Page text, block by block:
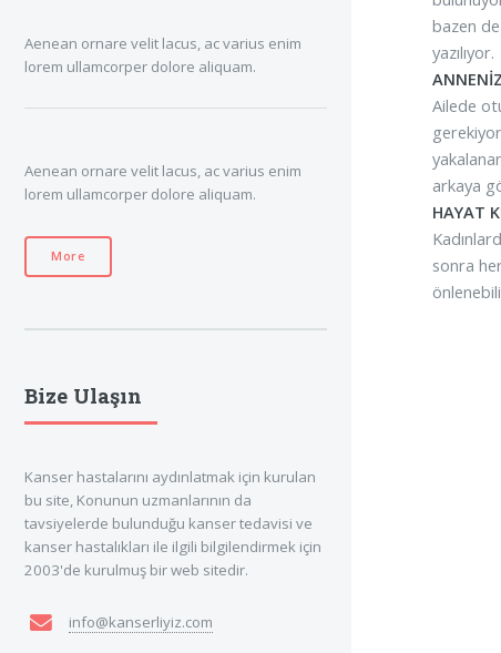
bazen
yazılıyor.
Ailede
arkaya
HAYAT
sonra
Aenean ornare velit lacus, ac varius enim
lorem ullamcorper dolore aliquam.
Aenean ornare velit lacus, ac varius enim
lorem ullamcorper dolore aliquam.
More
Bize Ulaşın
Kanser hastalarını aydınlatmak için kurulan
bu site, Konunun uzmanlarının da
tavsiyelerde bulunduğu kanser tedavisi ve
kanser hastalıkları ile ilgili bilgilendirmek için
2003'de kurulmuş bir web sitedir.
info@kanserliyiz.com